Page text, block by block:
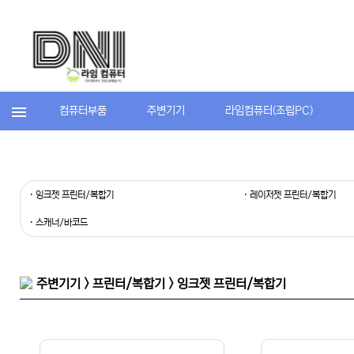
컴퓨터부품 주변기기 라임컴퓨터(조립PC)
· 잉크젯 프린터/복합기 · 레이저젯 프린터/복합기
· 스캐너/바코드
주변기기 > 프린터/복합기 > 잉크젯 프린터/복합기